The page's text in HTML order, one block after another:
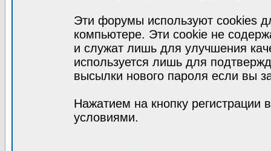
Эти форумы используют cookies
компьютере. Эти cookie не
и служат лишь для улучшения
используется лишь для
высылки нового пароля если вы
Нажатием на кнопку регистрации
условиями.